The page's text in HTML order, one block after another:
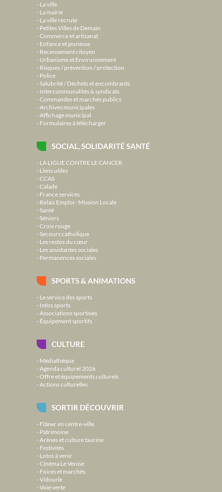
La ville
La mairie
La ville recrute
Petites Villes de Demain
Commerce et artisanat
Enfance et jeunesse
Recensement citoyen
Urbanisme et Environnement
Risques / prévention / protection
Police
Salubrité / Déchets et encombrants
Intercommunalités & syndicats
Commandes et marchés publics
Archives municipales
Affichage municipal
Formulaires à télécharger
SOCIAL, SOLIDARITÉ SANTÉ
LA LIGUE CONTRE LE CANCER
Liens utiles
CCAS
Calade
France services
Relais Emploi - Mission Locale
Santé
Séniors
Croix rouge
Secours catholique
Les restos du cœur
Les assistantes sociales
Permanences sociales
SPORTS & ANIMATIONS
Le service des sports
Infos sports
Associations sportives
Équipement sportifs
CULTURE
Médiathèque
Agenda culturel 2026
Offre et équipements culturels
Actions culturelles
SORTIR DÉCOUVRIR
Flâner en centre-ville
Patrimoine
Arènes et culture taurine
Festivités
Lotos à venir
Cinéma Le Venise
Foires et marchés
Vidourle
Voie verte